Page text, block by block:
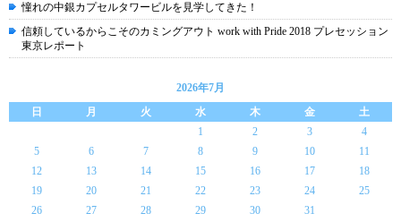
憧れの中銀カプセルタワービルを見学してきた！
信頼しているからこそのカミングアウト work with Pride 2018 プレセッション
東京レポート
2026年7月
日
月 火 水 木 金
土
1
2 3
4
5
6 7 8 9 10
11
12
13 14 15 16 17
18
19
20 21 22 23 24
25
26
27 28 29 30 31